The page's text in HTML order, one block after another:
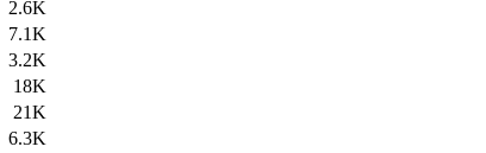
2.6K
7.1K
3.2K
18K
21K
6.3K